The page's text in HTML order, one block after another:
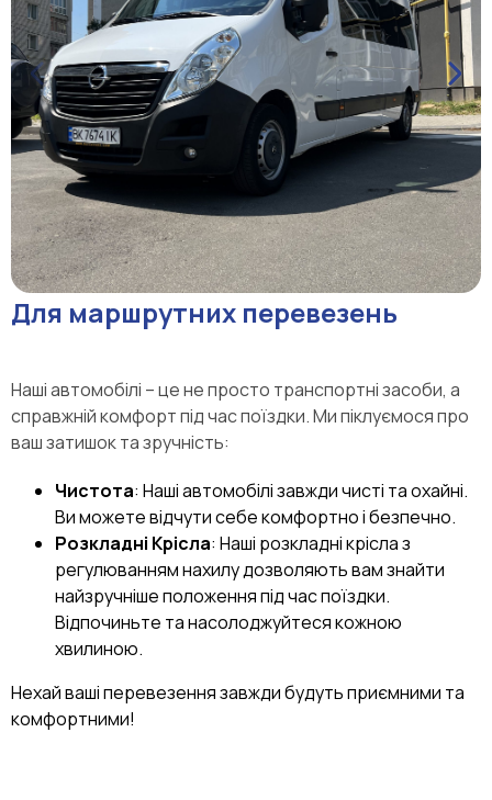
Для маршрутних перевезень
Наші автомобілі – це не просто транспортні засоби, а
справжній комфорт під час поїздки. Ми піклуємося про
ваш затишок та зручність:
Чистота: Наші автомобілі завжди чисті та охайні.
Ви можете відчути себе комфортно і безпечно.
Розкладні Крісла: Наші розкладні крісла з
регулюванням нахилу дозволяють вам знайти
найзручніше положення під час поїздки.
Відпочиньте та насолоджуйтеся кожною
хвилиною.
Нехай ваші перевезення завжди будуть приємними та
комфортними!